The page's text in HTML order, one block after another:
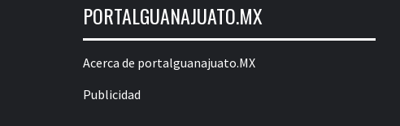
PORTALGUANAJUATO.MX
Acerca de portalguanajuato.MX
Publicidad